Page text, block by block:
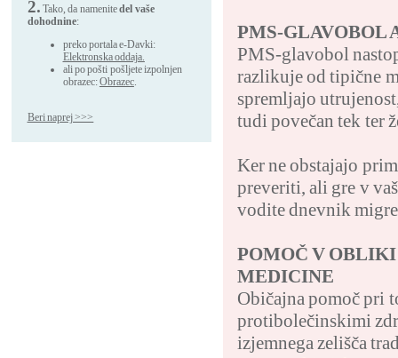
PMS-GLAVOBOL
PMS-glavobol
razlikuje od tipične
spremljajo
tudi povečan tek ter
Ker ne obstajajo
preveriti, ali gre v
vodite dnevnik
POMOČ V
MEDICINE
Običajna pomoč pri
protibolečinskimi
izjemnega zelišča
2. Tako, da namenitedel vaše
dohodnine:
preko portala e-Davki:
Elektronska oddaja.
ali po pošti pošljete izpolnjen
obrazec:Obrazec.
Beri naprej >>>